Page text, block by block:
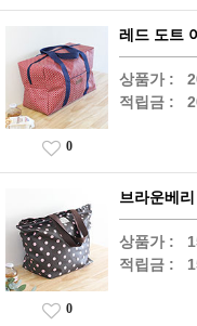
레드 도트
상품가 :
적립금 :
0
브라운베
상품가 :
적립금 :
0